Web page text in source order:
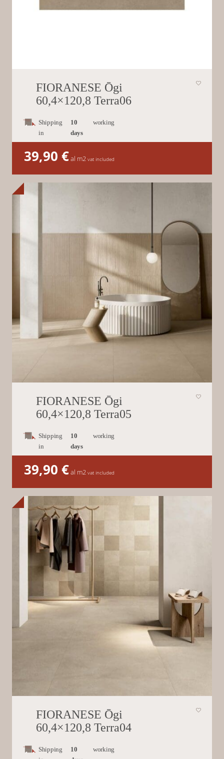
FIORANESE Ōgi
60,4×120,8 Terra06
Shipping
in
10
days
working
39,90 €al m2 vat included
FIORANESE Ōgi
60,4×120,8 Terra05
Shipping
in
10
days
working
39,90 €al m2 vat included
FIORANESE Ōgi
60,4×120,8 Terra04
Shipping
10
working